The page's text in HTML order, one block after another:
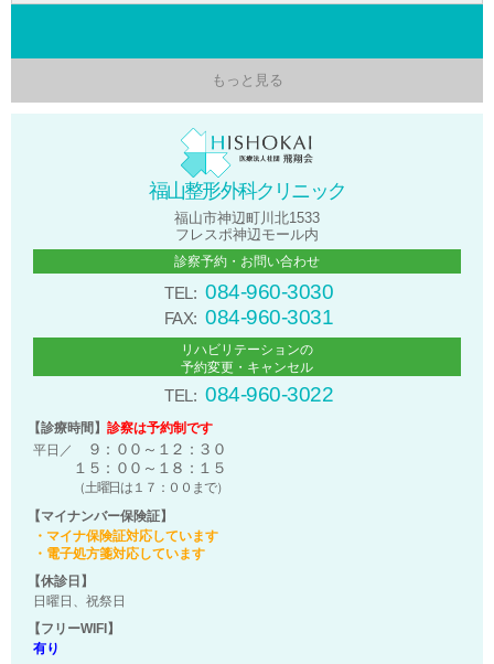
もっと見る
福山整形外科クリニック
福山市神辺町川北1533
フレスポ神辺モール内
診察予約・お問い合わせ
TEL: 084-960-3030
FAX: 084-960-3031
リハビリテーションの
予約変更・キャンセル
TEL: 084-960-3022
【診療時間】 診察は予約制です
平日／
９：００～１２：３０
１５：００～１８：１５
（土曜日は１７：００まで）
【マイナンバー保険証】
・マイナ保険証対応しています
・電子処方箋対応しています
【休診日】
日曜日、祝祭日
【フリーWIFI】
有り